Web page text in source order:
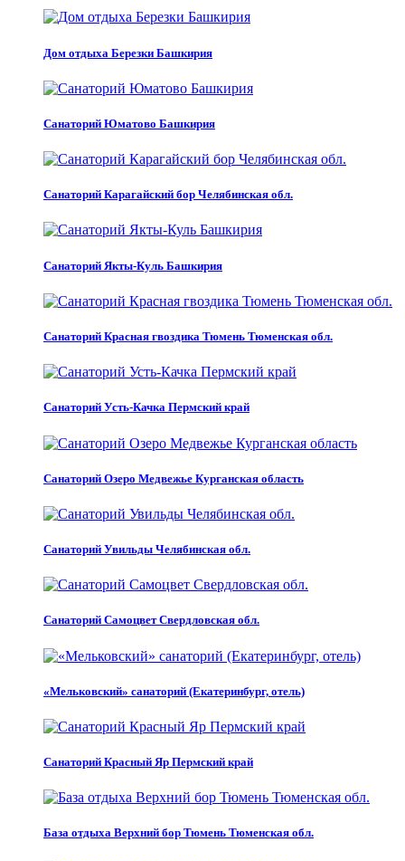
Дом отдыха Березки Башкирия
Санаторий Юматово Башкирия
Санаторий Карагайский бор Челябинская обл.
Санаторий Якты-Куль Башкирия
Санаторий Красная гвоздика Тюмень Тюменская обл.
Санаторий Усть-Качка Пермский край
Санаторий Озеро Медвежье Курганская область
Санаторий Увильды Челябинская обл.
Санаторий Самоцвет Свердловская обл.
«Мельковский» санаторий (Екатеринбург, отель)
Санаторий Красный Яр Пермский край
База отдыха Верхний бор Тюмень Тюменская обл.